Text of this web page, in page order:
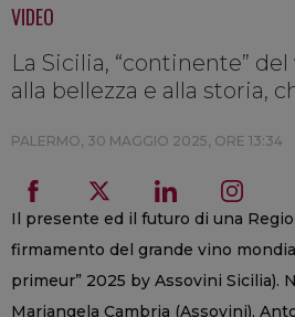
VIDEO
La Sicilia, “continente”
alla bellezza e alla storia,
PALERMO, 30 MAGGIO 2025, ORE 13:34
Il presente ed il futuro di una
firmamento del grande vino
primeur” 2025 by Assovini Sicilia).
Mariangela Cambria (Assovini),